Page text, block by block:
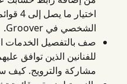
الشخصي في Groover.
صف بالتفصيل الخدمات
للفنانين الذين توافق
مشاركة والترويج.